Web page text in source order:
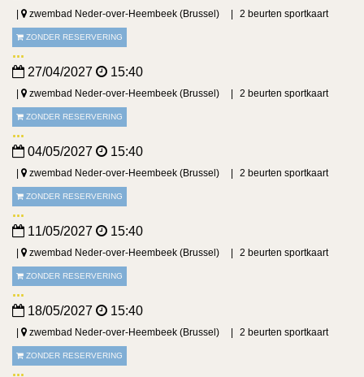
zwembad Neder-over-Heembeek (Brussel) 2 beurten sportkaart
ZONDER RESERVERING
27/04/2027 15:40
zwembad Neder-over-Heembeek (Brussel) 2 beurten sportkaart
ZONDER RESERVERING
04/05/2027 15:40
zwembad Neder-over-Heembeek (Brussel) 2 beurten sportkaart
ZONDER RESERVERING
11/05/2027 15:40
zwembad Neder-over-Heembeek (Brussel) 2 beurten sportkaart
ZONDER RESERVERING
18/05/2027 15:40
zwembad Neder-over-Heembeek (Brussel) 2 beurten sportkaart
ZONDER RESERVERING